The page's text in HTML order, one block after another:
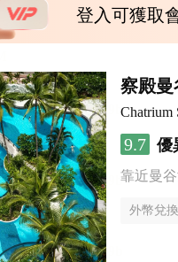
登入可獲取
察殿曼
Chatrium
9.7 優
靠近曼
外幣兌